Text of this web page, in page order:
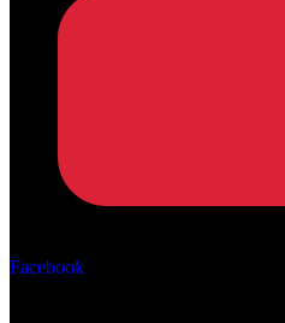
Facebook